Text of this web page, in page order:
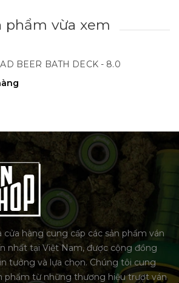
phẩm vừa xem
BEER BATH DECK - 8.0
cửa hàng cung cấp các sản phẩm ván
nhất tại Việt Nam, được cộng đồng
tưởng và lựa chọn. Chúng tôi cung
phẩm từ những thương hiệu trượt ván